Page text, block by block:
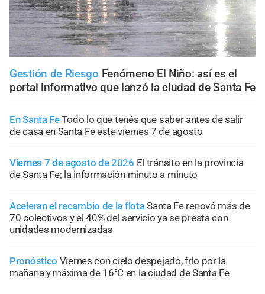
Gestión de Riesgo Fenómeno El Niño: así es el
portal informativo que lanzó la ciudad de Santa Fe
En Santa FeTodo lo que tenés que saber antes de salir
de casa en Santa Fe este viernes 7 de agosto
Viernes 7 de agosto de 2026 El tránsito en la provincia
de Santa Fe; la información minuto a minuto
Aceleran el recambio de la flotaSanta Fe renovó más de
70 colectivos y el 40% del servicio ya se presta con
unidades modernizadas
Pronóstico Viernes con cielo despejado, frío por la
mañana y máxima de 16°C en la ciudad de Santa Fe